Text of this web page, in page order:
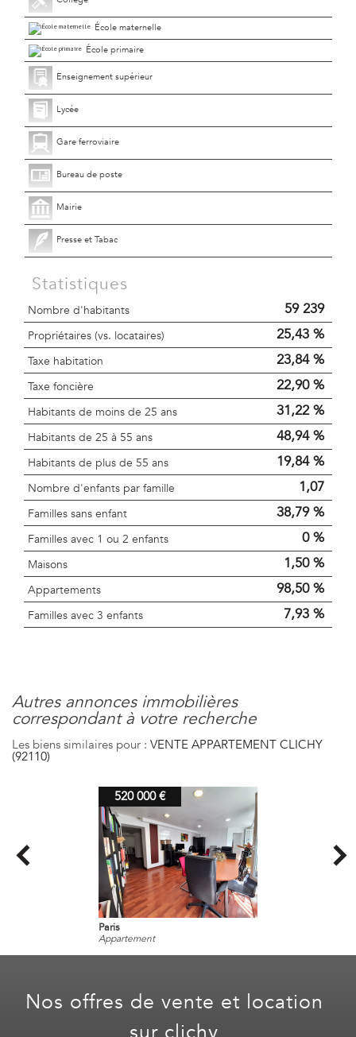
École maternelle
École primaire
Enseignement supérieur
Lycée
Gare ferroviaire
Bureau de poste
Mairie
Presse et Tabac
Statistiques
Nombre d'habitants 59 239
Propriétaires (vs. locataires) 25,43 %
Taxe habitation 23,84 %
Taxe foncière 22,90 %
Habitants de moins de 25 ans 31,22 %
Habitants de 25 à 55 ans 48,94 %
Habitants de plus de 55 ans 19,84 %
Nombre d'enfants par famille 1,07
Familles sans enfant 38,79 %
Familles avec 1 ou 2 enfants 0 %
Maisons 1,50 %
Appartements 98,50 %
Familles avec 3 enfants 7,93 %
autres annonces immobilières
correspondant à votre recherche
Les biens similaires pour : VENTE APPARTEMENT CLICHY
(92110)
520 000 €
Paris
Appartement
nos offres de vente et location